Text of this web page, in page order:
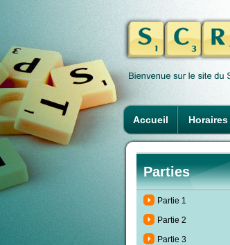
Accueil Horaires
Parties
Partie 1
Partie 2
Partie 3